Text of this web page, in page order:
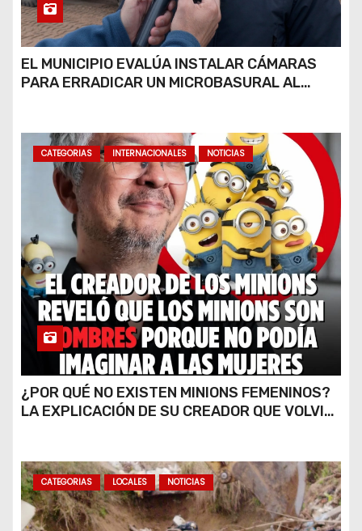
EL MUNICIPIO EVALÚA INSTALAR CÁMARAS
PARA ERRADICAR UN MICROBASURAL AL
CATEGORIAS INTERNACIONALES NOTICIAS
¿POR QUÉ NO EXISTEN MINIONS FEMENINOS?
LA EXPLICACIÓN DE SU CREADOR QUE VOLVIÓ
CATEGORIAS LOCALES NOTICIAS